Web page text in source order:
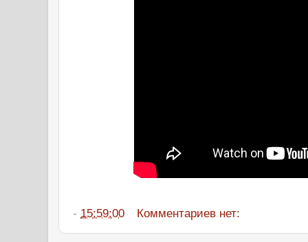
- 15:59:00 Комментариев нет: